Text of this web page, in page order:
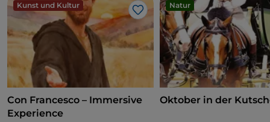
Kunst und Kultur
Like
Con Francesco – Immersive
Experience
Natur
Oktober in der